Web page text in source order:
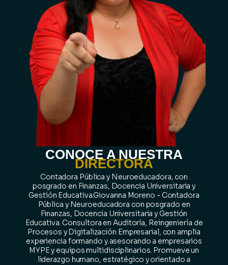
CONOCE A NUESTRA
DIRECTORA
Contadora Pública y Neuroeducadora, con
posgrado en Finanzas, Docencia Universitaria y
Gestión Educativa.Giovanna Moreno - Contadora
Pública y Neuroeducadora con posgrado en
Finanzas, Docencia Universitaria y Gestión
Educativa. Consultora en Auditoría, Reingeniería de
Procesos y Digitalización Empresarial, con amplia
experiencia formando y asesorando a empresarios
MYPE y equipos multidisciplinarios. Promueve un
liderazgo humano, estratégico y orientado a